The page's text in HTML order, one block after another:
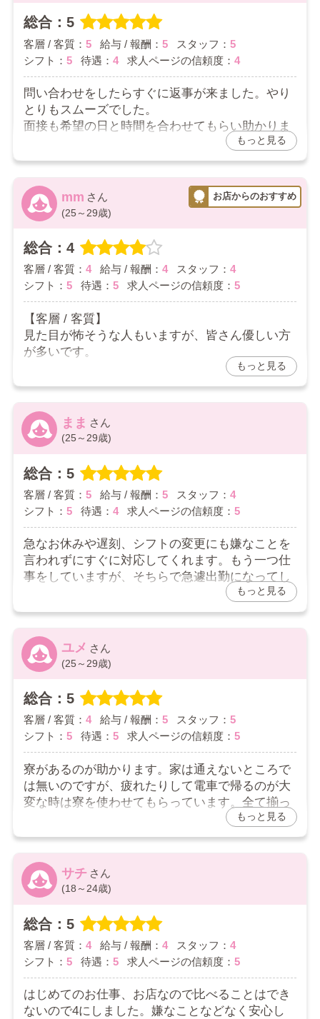
花粉症さんへ
口コミありがとうございます。
色々なお店から当店を選んで頂きましてありがとうご
ざいます。
日々全力で頑張りますので、何かありましたらお気軽
に教えて頂きたいです。
よろしくお願いいたします。
総合：5
客層 / 客質： 5 給与 / 報酬： 5 スタッフ： 5
シフト： 5 待遇： 4 求人ページの信頼度： 4
問い合わせをしたらすぐに返事が来ました。やり
とりもスムーズでした。
面接も希望の日と時間を合わせてもらい助かりま
はじめてのお仕事でしたがわかりやすく説明して
くれたので安心しました。
女性のスタッフがお仕事を教えてくれました。男
性スタッフは優しく、セクハラなど嫌な事は一切
ありませんでした。
お客様含め優しい人ばかりで快適な時間を過ごし
ています😊
お店からの返信コメント
パンダちゃんさんへ
口コミありがとうございます。
より良い環境に出来るように精一杯頑張ります。
なんでも言って頂けるような環境に出来るように
スタッフ一同頑張りますので
是非、色々と教えて頂きたいです。
これからもよろしくお願いいたします。
もっと見る
mm
(25～29歳)
総合：4
客層 / 客質： 4 給与 / 報酬： 4 スタッフ： 4
シフト： 5 待遇： 5 求人ページの信頼度： 5
【客層 / 客質】
見た目が怖そうな人もいますが、皆さん優しい方
が多いです。
わかりやすい。
【スタッフ】
口調も丁寧で優しい人が多い印象です。
【シフト】
希望通りに合わせてくれます。
【待遇】
差し入れもありました。
【求人ページの信頼度】
あると思います。
【総評】
きれいな部屋で快適に仕事出来てます。女のスタ
ッフもいて声をかけてくれるので安心して仕事で
きます。
お店からの返信コメント
ｍｍさんへ
口コミありがとうございます。
環境面・収入面など全ての面でご満足して頂けるよう
に
スタッフ一同、全力で頑張って参ります。
これからもよろしくお願い致します。
もっと見る
まま
(25～29歳)
総合：5
客層 / 客質： 5 給与 / 報酬： 5 スタッフ： 4
シフト： 5 待遇： 4 求人ページの信頼度： 5
急なお休みや遅刻、シフトの変更にも嫌なことを
言われずにすぐに対応してくれます。もう一つ仕
事をしていますが、そちらで急遽出勤になってし
まうことがあり、お店を休まなければならない場
合にも快くうけて頂きました。その辺でも働きや
すいと感じています。
2026/04/08
口コミありがとうございます。
らお気軽にご連絡を頂けましたらご対応できますの
で、お気軽におっしゃって下さい。お仕事も大切です
がプライベートも大切ですのでうまく両立させていた
だけるようにご対応をさせて頂きます。
もっと見る
ユメ
(25～29歳)
総合：5
客層 / 客質： 4 給与 / 報酬： 5 スタッフ： 5
シフト： 5 待遇： 5 求人ページの信頼度： 5
寮があるのが助かります。家は通えないところで
は無いのですが、疲れたりして電車で帰るのが大
変な時は寮を使わせてもらっています。全て揃っ
ているので何も用意しなくて利用が出来るのが良
いです。きれいで快適です。
2026/04/08
お店からの返信コメント
ユメさんへ
口コミありがとうございます。
一泊から寮はご利用いただけますので、お気軽にご利
用下さい。すぐに使用できるようになんでも揃えてお
いです。是非、有効利用をして頂きたいです。
もっと見る
サチ
(18～24歳)
総合：5
客層 / 客質： 4 給与 / 報酬： 4 スタッフ： 4
シフト： 5 待遇： 5 求人ページの信頼度： 5
はじめてのお仕事、お店なので比べることはでき
ないので4にしました。嫌なことなどなく安心し